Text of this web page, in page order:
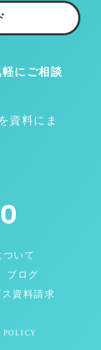
軽にご相談
資料にま
ついて
ブログ
資料請求
POLICY